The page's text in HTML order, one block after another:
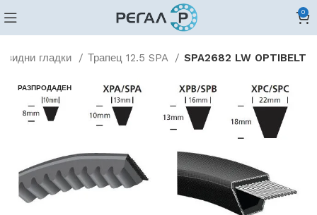
0
гладки Трапец 12.5 SPA SPA2682 LW OPTIBELT
РАЗПРОДАДЕН